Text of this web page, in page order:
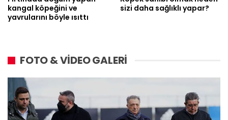
kangal köpeğini ve
yavrularını böyle ısıttı
sizi daha sağlıklı yapar?
FOTO & VİDEO GALERİ